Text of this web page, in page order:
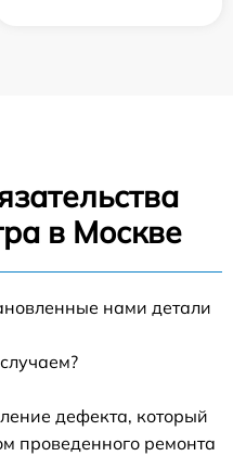
в Москве
нами детали
дефекта, который
проведенного ремонта